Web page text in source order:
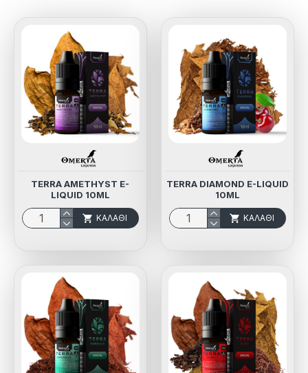
TERRA AMETHYST E-
LIQUID 10ML
ΚΑΛΆΘΙ
TERRA DIAMOND E-LIQUID
10ML
ΚΑΛΆΘΙ